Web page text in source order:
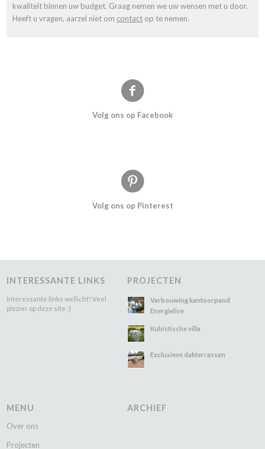
kwaliteit binnen uw budget. Graag nemen we uw wensen met u door.
Heeft u vragen, aarzel niet om contact op te nemen.
Volg ons op Facebook
Volg ons op Pinterest
INTERESSANTE LINKS
Interessante links wellicht? Veel
plezier op deze site :)
PROJECTEN
Verbouwing kantoorpand
Energielive
Kubistische villa
Exclusieve dakterrassen
MENU
Over ons
Projecten
ARCHIEF